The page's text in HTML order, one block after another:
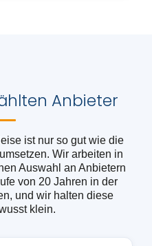
Anbieter
ist nur so gut wie die
Wir arbeiten in
Auswahl an Anbietern
von 20 Jahren in der
und wir halten diese
klein.